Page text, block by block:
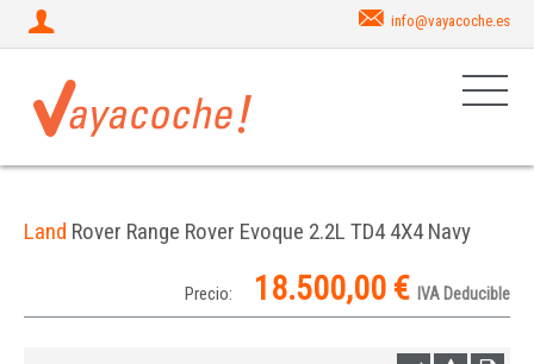
info@vayacoche.es
Land Rover Range Rover Evoque 2.2L TD4 4X4 Navy
Precio: 18.500,00 € IVA Deducible